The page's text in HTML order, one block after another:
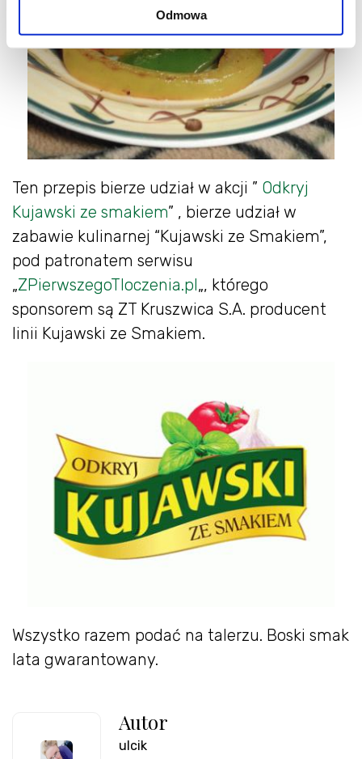
Odmowa
Ten przepis bierze udział w akcji ” Odkryj
Kujawski ze smakiem” , bierze udział w
zabawie kulinarnej “Kujawski ze Smakiem”,
pod patronatem serwisu
„ZPierwszegoTloczenia.pl„, którego
sponsorem są ZT Kruszwica S.A. producent
linii Kujawski ze Smakiem.
Wszystko razem podać na talerzu. Boski smak
lata gwarantowany.
Autor
ulcik